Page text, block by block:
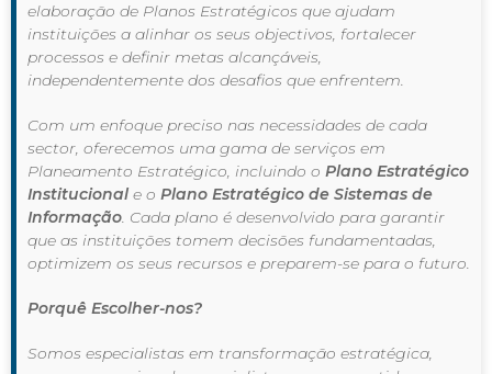
elaboração de Planos Estratégicos que ajudam
instituições a alinhar os seus objectivos, fortalecer
processos e definir metas alcançáveis,
independentemente dos desafios que enfrentem.
Com um enfoque preciso nas necessidades de cada
sector, oferecemos uma gama de serviços em
Planeamento Estratégico, incluindo o Plano Estratégico
Institucional e o Plano Estratégico de Sistemas de
Informação. Cada plano é desenvolvido para garantir
que as instituições tomem decisões fundamentadas,
optimizem os seus recursos e preparem-se para o futuro.
Porquê Escolher-nos?
Somos especialistas em transformação estratégica,